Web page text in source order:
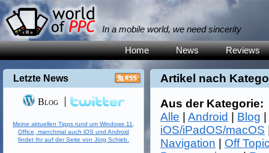
In a mobile world, we need sincerity
Home News Reviews
Artikel nach
Aus der Kategorie:
Alle |Android Blog
iOS/iPadOS/macOS
Navigation
Off
Letzte News
Blog
Meine aktuellen Tipps rund um Windows 11,
Office, manchmal auch iOS und Android
findet Ihr auf der Seite von Jörg Schieb.